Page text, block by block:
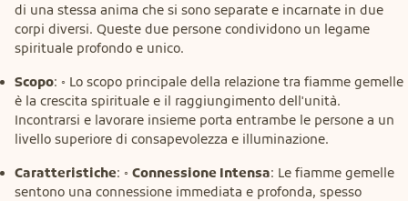
di una stessa anima che si sono separate e incarnate in due
corpi diversi. Queste due persone condividono un legame
spirituale profondo e unico.
Scopo: ◦ Lo scopo principale della relazione tra fiamme gemelle
è la crescita spirituale e il raggiungimento dell'unità.
Incontrarsi e lavorare insieme porta entrambe le persone a un
livello superiore di consapevolezza e illuminazione.
Caratteristiche: ◦ Connessione Intensa: Le fiamme gemelle
sentono una connessione immediata e profonda, spesso